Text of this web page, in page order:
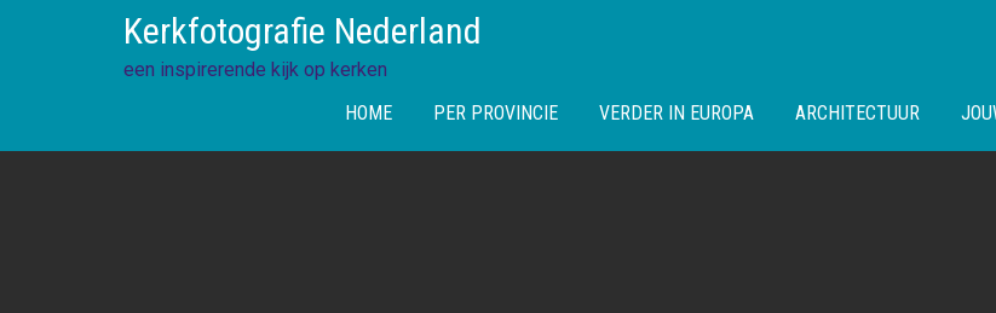
Kerkfotografie Nederland
een inspirerende kijk op kerken
HOME
PER PROVINCIE VERDER IN EUROPA ARCHITECTUUR